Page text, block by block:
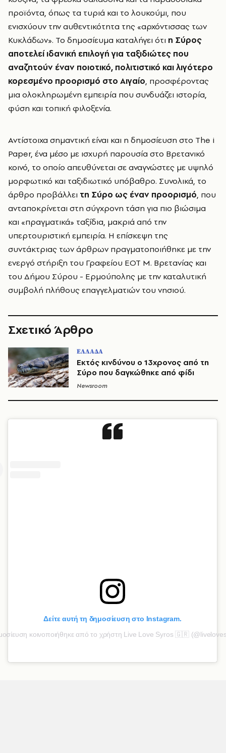
προϊόντα, όπως τα τυριά και το λουκούμι, που
ενισχύουν την αυθεντικότητα της «αρχόντισσας των
Κυκλάδων». Το δημοσίευμα καταλήγει ότι η Σύρος
αποτελεί ιδανική επιλογή για ταξιδιώτες που
αναζητούν έναν ποιοτικό, πολιτιστικό και λιγότερο
κορεσμένο προορισμό στο Αιγαίο, προσφέροντας
μια ολοκληρωμένη εμπειρία που συνδυάζει ιστορία,
φύση και τοπική φιλοξενία.
Αντίστοιχα σημαντική είναι και η δημοσίευση στο The i
Paper, ένα μέσο με ισχυρή παρουσία στο Βρετανικό
κοινό, το οποίο απευθύνεται σε αναγνώστες με υψηλό
μορφωτικό και ταξιδιωτικό υπόβαθρο. Συνολικά, το
άρθρο προβάλλει τη Σύρο ως έναν προορισμό, που
ανταποκρίνεται στη σύγχρονη τάση για πιο βιώσιμα
και «πραγματικά» ταξίδια, μακριά από την
υπερτουριστική εμπειρία. Η επίσκεψη της
συντάκτριας των άρθρων πραγματοποιήθηκε με την
ενεργό στήριξη του Γραφείου ΕΟΤ Μ. Βρετανίας και
του Δήμου Σύρου - Ερμούπολης με την καταλυτική
συμβολή πλήθους επαγγελματιών του νησιού.
Σχετικό Άρθρο
ΕΛΛΑΔΑ
Εκτός κινδύνου ο 13χρονος από τη
Σύρο που δαγκώθηκε από φίδι
Newsroom
Δείτε αυτή τη δημοσίευση στο Instagram.
κοινοποιήθηκε από το χρήστη Live Love Syros 🇬🇷